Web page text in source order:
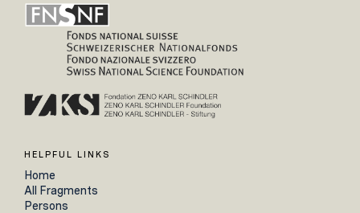
HELPFUL LINKS
Home
All Fragments
Persons